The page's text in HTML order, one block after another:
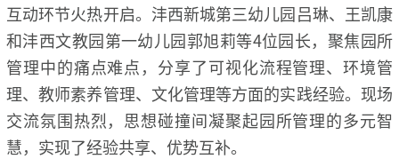
互动环节火热开启。沣西新城第三幼儿园吕琳、王凯康
和沣西文教园第一幼儿园郭旭莉等4位园长，聚焦园所
管理中的痛点难点，分享了可视化流程管理、环境管
理、教师素养管理、文化管理等方面的实践经验。现场
交流氛围热烈，思想碰撞间凝聚起园所管理的多元智
慧，实现了经验共享、优势互补。